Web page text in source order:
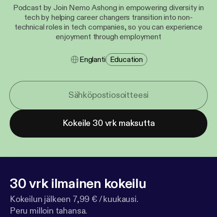
Podcast by Join Nemo Ashong in empowering diversity in
tech by helping career changers transition into non-
technical roles in tech companies, so you can experience
enjoyment through employment
Englanti Education
Kokeile 30 vrk maksutta
30 vrk ilmainen kokeilu
Kokeilun jälkeen 7,99 € / kuukausi.
Peru milloin tahansa.